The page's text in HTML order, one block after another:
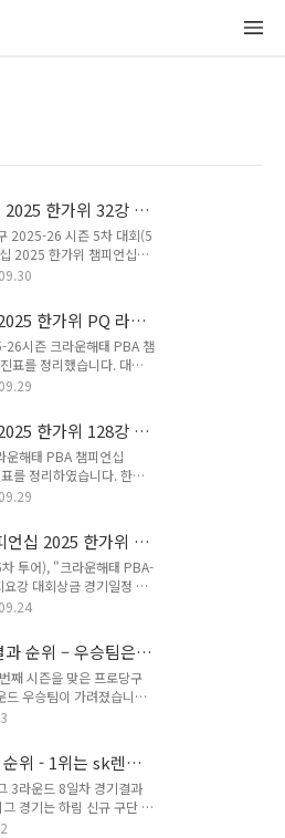
한가위 32강 대
2025-26 시즌 5차 대회(5
2025 한가위 챔피언십
해태 LPBA 챔피언십
과, 최근 10대 대회 성적에
위 선수들간의 경기결과
금융캐피탈 LPBA 결승 경
우리금융캐피탈 LPBA
2025-26)오늘은 PBA 프
표와 4강 ..
위 PQ 라운
26시즌 크라운해태 PBA 챔
표를 정리했습니다. 대진
결과부터 보고 가겠습니
PQ라운드에 진출합니다.
서 기다리고 있는 LPBA
경기를 펼치게 됩니다.
초로 한눈에 볼 수 있도록
data-og-
한가위 128강 대
)해태 PBA 챔피언십
를 정리하였습니다. 한편
위 챔피언십 대회는 프로
피언십 2025 한가위 128
투어 성적에 따른 랭킹을
26시즌 PBA TOUR 합
, 랭킹 1위는 마르티네스,
위는 초클루, 5위는 모리
수 있습니다. ..
십 2025 한가위 대
규칙
투어), "크라운해태 PBA-
강 대회상금 경기일정 등
은 프로당구협회의 사정이
PBA-LPBA 챔피언십
작되어 10월 6일까지 열
보내시기 바랍니다. 크라
가위 대회요강 - 대회 상금
라운해태 PBA-LPBA 챔
절..
순위 – 우승팀은
당구팀 그렇다면
째 시즌을 맞은 프로당구
우승팀이 가려졌습니다.
드 9일차 마지막 경기가
드 우승팀은 SK렌터카
카 당구팀은 3라운드 9개
8개 경기를 모두 승리하는
팀리그 3라운드 9일차
차에 우승층ㄹ 확정지었
위 - 1위는 sk렌터
26)
3라운드 8일차 경기결과
경기는 하림 신규 구단 창
로당구 pba 팀리그 3라